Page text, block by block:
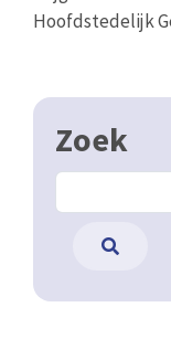
Hoofdstedelijk
Zoek